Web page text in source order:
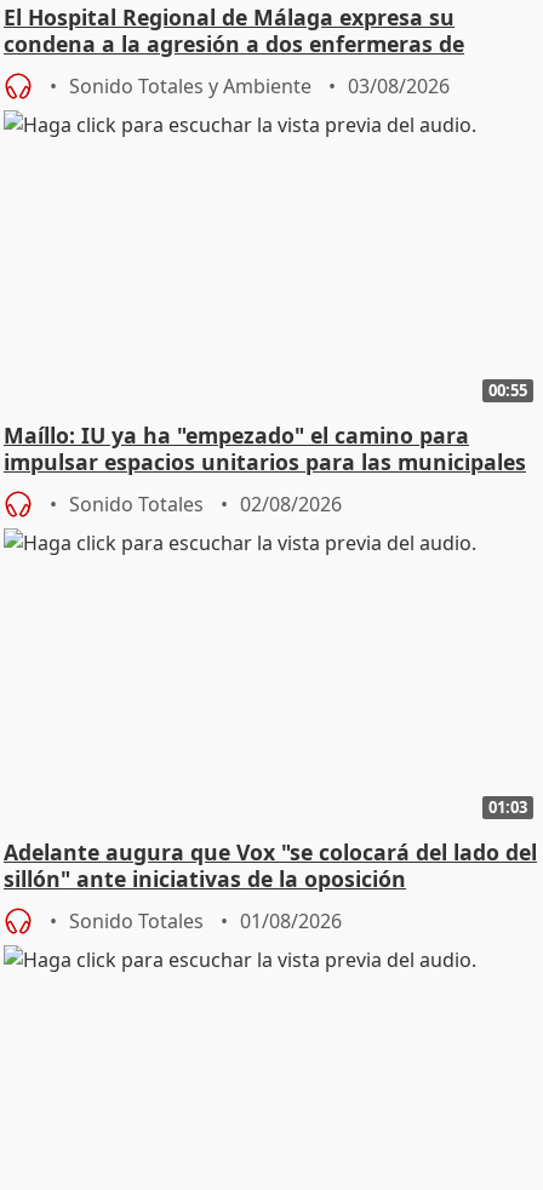
El Hospital Regional de Málaga expresa su
condena a la agresión a dos enfermeras de
Urgencias
Sonido Totales y Ambiente 03/08/2026
00:55
Maíllo: IU ya ha "empezado" el camino para
impulsar espacios unitarios para las municipales
Sonido Totales 02/08/2026
01:03
Adelante augura que Vox "se colocará del lado del
sillón" ante iniciativas de la oposición
Sonido Totales 01/08/2026